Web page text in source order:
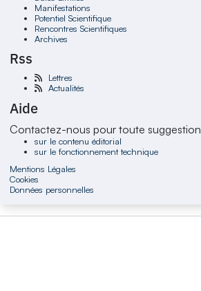
Manifestations
Potentiel Scientifique
Rencontres Scientifiques
Archives
Rss
Lettres
Actualités
Aide
Contactez-nous pour toute
sur le contenu éditorial
sur le fonctionnement technique
Mentions Légales
Cookies
Données personnelles